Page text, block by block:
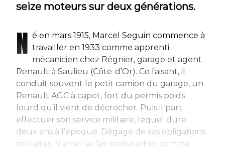
seize moteurs sur deux générations.
N é en mars 1915, Marcel Seguin commence à
travailler en 1933 comme apprenti
mécanicien chez Régnier, garage et agent
Renault à Saulieu (Côte-d’Or). Ce faisant, il
conduit souvent le petit camion du garage, un
Renault AGC à capot, fort du permis poids
lourd qu’il vient de décrocher. Puis il part
effectuer son service militaire, lequel dure
deux ans à l’époque. Dégagé de ses obligations
militaires, Marcel se fait embaucher comme